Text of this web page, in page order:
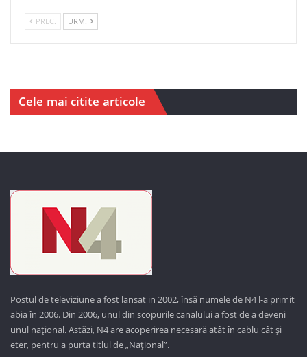
PREC. URM.
Cele mai citite articole
Postul de televiziune a fost lansat in 2002, însă numele de N4 l-a primit
abia în 2006. Din 2006, unul din scopurile canalului a fost de a deveni
unul național. Astăzi, N4 are acoperirea necesară atât în cablu cât și
eter, pentru a purta titlul de „Național”.